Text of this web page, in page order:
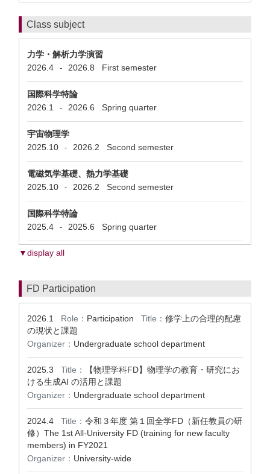
Class subject
力学・解析力学演習
2026.4
- 2026.8 First semester
国際科学特論
2026.1
- 2026.6 Spring quarter
宇宙物理学
2025.10
- 2026.2 Second semester
電磁気学基礎、熱力学基礎
2025.10
- 2026.2 Second semester
国際科学特論
2025.4
- 2025.6 Spring quarter
▼display all
FD Participation
2026.1 Role： Participation Title： 修学上の合理的配慮
の現状と課題
Organizer： Undergraduate school department
2025.3 Title：
【物理学科FD】物理学の教育・研究にお
ける生成AI の活用と課題
Organizer： Undergraduate school department
2024.4 Title： 令和３年度 第１回全学FD（新任教員の研
修）The 1st All-University FD (training for new faculty
members) in FY2021
Organizer： University-wide